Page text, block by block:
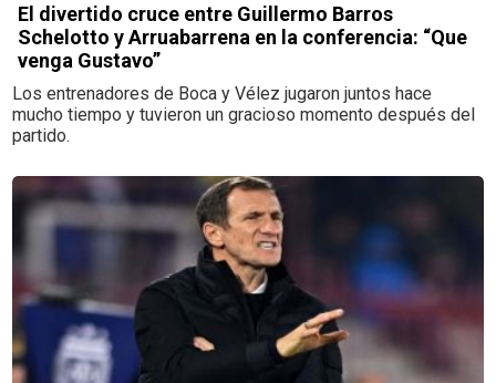
El divertido cruce entre Guillermo Barros
Schelotto y Arruabarrena en la conferencia: “Que
venga Gustavo”
Los entrenadores de Boca y Vélez jugaron juntos hace
mucho tiempo y tuvieron un gracioso momento después del
partido.